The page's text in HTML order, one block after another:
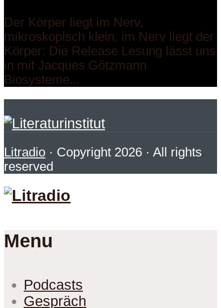
Der Körper liegt im Nerv,
mikroskopisch klein, im Nerv liegt der
Körper: Die Release Lesung lässt uns
in mit Jacques Götzmann
Biosysteme...
Litradio · Copyright 2026 · All rights
reserved
Menu
Podcasts
Gespräch